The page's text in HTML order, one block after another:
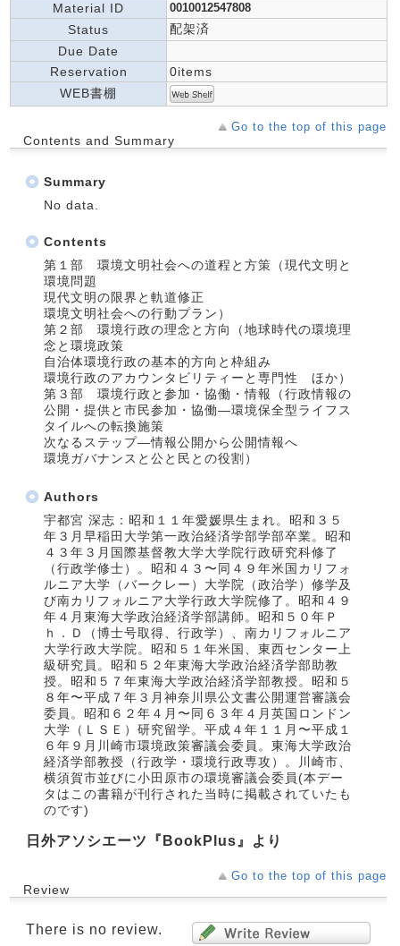
Material ID 0010012547808
Status
配架済
Due Date
Reservation
0items
WEB書棚
Go to the top of this page
Contents and Summary
Summary
No data.
Contents
第１部 環境文明社会への道程と方策（現代文明と
環境問題
現代文明の限界と軌道修正
環境文明社会への行動プラン）
第２部 環境行政の理念と方向（地球時代の環境理
念と環境政策
自治体環境行政の基本的方向と枠組み
環境行政のアカウンタビリティーと専門性 ほか）
第３部 環境行政と参加・協働・情報（行政情報の
公開・提供と市民参加・協働―環境保全型ライフス
タイルへの転換施策
次なるステップ―情報公開から公開情報へ
環境ガバナンスと公と民との役割）
Authors
宇都宮 深志：昭和１１年愛媛県生まれ。昭和３５
年３月早稲田大学第一政治経済学部学部卒業。昭和
４３年３月国際基督教大学大学院行政研究科修了
（行政学修士）。昭和４３〜同４９年米国カリフォ
ルニア大学（バークレー）大学院（政治学）修学及
び南カリフォルニア大学行政大学院修了。昭和４９
年４月東海大学政治経済学部講師。昭和５０年Ｐ
ｈ．Ｄ（博士号取得、行政学）、南カリフォルニア
大学行政大学院。昭和５１年米国、東西センター上
級研究員。昭和５２年東海大学政治経済学部助教
授。昭和５７年東海大学政治経済学部教授。昭和５
８年〜平成７年３月神奈川県公文書公開運営審議会
委員。昭和６２年４月〜同６３年４月英国ロンドン
大学（ＬＳＥ）研究留学。平成４年１１月〜平成１
６年９月川崎市環境政策審議会委員。東海大学政治
経済学部教授（行政学・環境行政専攻）。川崎市、
横須賀市並びに小田原市の環境審議会委員(本デー
タはこの書籍が刊行された当時に掲載されていたも
のです)
日外アソシエーツ『BookPlus』より
Go to the top of this page
Review
There is no review.